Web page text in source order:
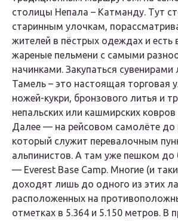
столицы Непала – Катманду. Тут
старинным улочкам,
жителей в пёстрых одеждах и есть
жареные пельмени с самыми
начинками. Закупаться
Тамель – это настоящая торговая
ножей-кукри, бронзового литья и
непальских или кашмирских
Далее — на рейсовом самолёте до
который служит перевалочным
альпинистов. А там уже пешком до
— Everest Base Camp. Многие (и
доходят лишь до одного из этих
расположенных на
отметках в 5.364 и 5.150 метров. В